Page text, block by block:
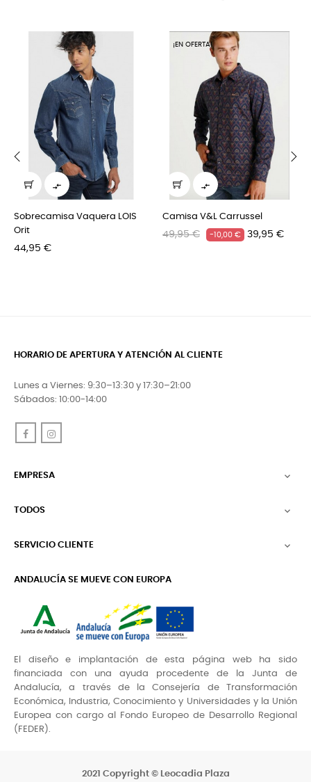

Sobrecamisa Vaquera LOIS
Orit
Precio
44,95 €
¡EN OFERTA!

Camisa V&L Carrussel
Precio
49,95 € -10,00 € Precio
39,95 €
HORARIO DE APERTURA Y ATENCIÓN AL CLIENTE
Lunes a Viernes: 9:30–13:30 y 17:30–21:00
Sábados: 10:00-14:00
Facebook
EMPRESA 
TODOS 
SERVICIO CLIENTE 
ANDALUCÍA SE MUEVE CON EUROPA
El diseño e implantación de esta página web ha sido
financiada con una ayuda procedente de la Junta de
Andalucía, a través de la Consejería de Transformación
Económica, Industria, Conocimiento y Universidades y la Unión
Europea con cargo al Fondo Europeo de Desarrollo Regional
(FEDER).
2021 Copyright © Leocadia Plaza